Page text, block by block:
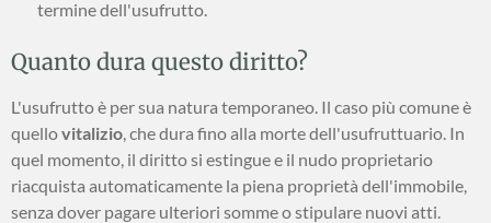
termine dell'usufrutto.
Quanto dura questo diritto?
L'usufrutto è per sua natura temporaneo. Il caso più comune è
quellovitalizio , che dura fino alla morte dell'usufruttuario. In
quel momento, il diritto si estingue e il nudo proprietario
riacquista automaticamente la piena proprietà dell'immobile,
senza dover pagare ulteriori somme o stipulare nuovi atti.